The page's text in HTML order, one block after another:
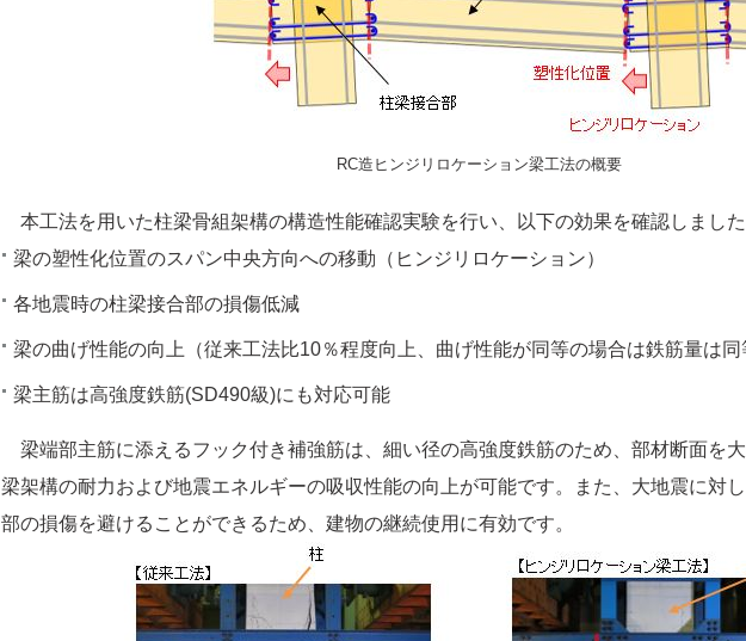
RC造ヒンジリロケーション梁工法の概要
本工法を用いた柱梁骨組架構の構造性能確認実験を行い、以下の効果を確認しまし
梁の塑性化位置のスパン中央方向への移動（ヒンジリロケーション）
各地震時の柱梁接合部の損傷低減
梁の曲げ性能の向上（従来工法比10％程度向上、曲げ性能が同等の場合は鉄筋量は同
梁主筋は高強度鉄筋(SD490級)にも対応可能
梁端部主筋に添えるフック付き補強筋は、細い径の高強度鉄筋のため、部材断面を
梁架構の耐力および地震エネルギーの吸収性能の向上が可能です。また、大地震に対
部の損傷を避けることができるため、建物の継続使用に有効です。